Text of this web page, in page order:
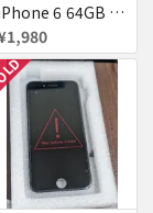
iPhone 6 64GB docomo